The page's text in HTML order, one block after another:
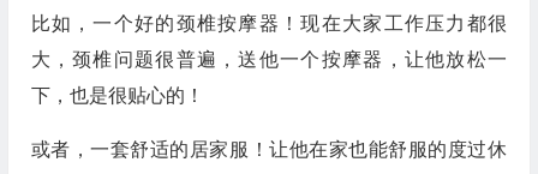
比如，一个好的颈椎按摩器！现在大家工作压力都很
大，颈椎问题很普遍，送他一个按摩器，让他放松一
下，也是很贴心的！
或者，一套舒适的居家服！让他在家也能舒服的度过休